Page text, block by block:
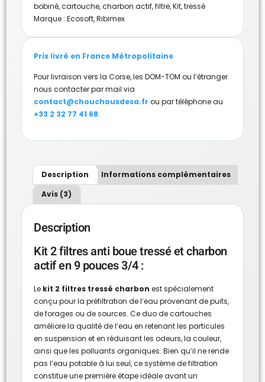
bobiné,cartouche,charbon actif,filtre,Kit,tressé
Marque : Ecosoft,Ribimex
Prix livré en France Métropolitaine
Pour livraison vers la Corse, les DOM-TOM ou l’étranger
nous contacter par mail via
contact@chouchousdesa.fr ou par téléphone au
+33 2 32 77 41 68.
Description
Informations complémentaires
Avis (3)
Description
Kit 2 filtres anti boue tressé et charbon
actif en 9 pouces 3/4 :
Le kit 2 filtres tressé charbon est spécialement
conçu pour la préfiltration de l’eau provenant de puits,
de forages ou de sources. Ce duo de cartouches
améliore la qualité de l’eau en retenant les particules
en suspension et en réduisant les odeurs, la couleur,
ainsi que les polluants organiques. Bien qu’il ne rende
pas l’eau potable à lui seul, ce système de filtration
constitue une première étape idéale avant un